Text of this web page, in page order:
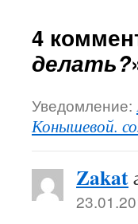
4
делать?
Уведомление:
Конышевой.
Zakat